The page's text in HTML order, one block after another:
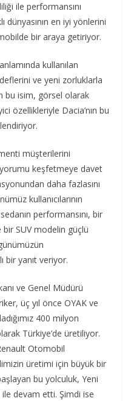
ile performansını
en iyi yönlerini
bir araya getiriyor.
kullanılan
ve yeni zorluklarla
bu isim, görsel olarak
özellikleriyle Dacia’nın bu
müşterilerini
keşfetmeye davet
daha fazlasını
kullanıcılarının
performansını, bir
SUV modelin güçlü
bir yanıt veriyor.
ve Genel Müdürü
üç yıl önce OYAK ve
400 milyon
Türkiye’de üretiliyor.
Otomobil
üretimi için büyük bir
bu yolculuk, Yeni
devam etti. Şimdi ise